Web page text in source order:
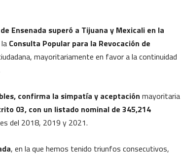
Ensenada superó a Tijuana y Mexicali en la
Consulta Popular para la Revocación de
mayoritariamente en favor a la continuidad
confirma la simpatía y aceptación mayoritaria
03, con un listado nominal de 345,214
del 2018, 2019 y 2021.
, en la que hemos tenido triunfos consecutivos,